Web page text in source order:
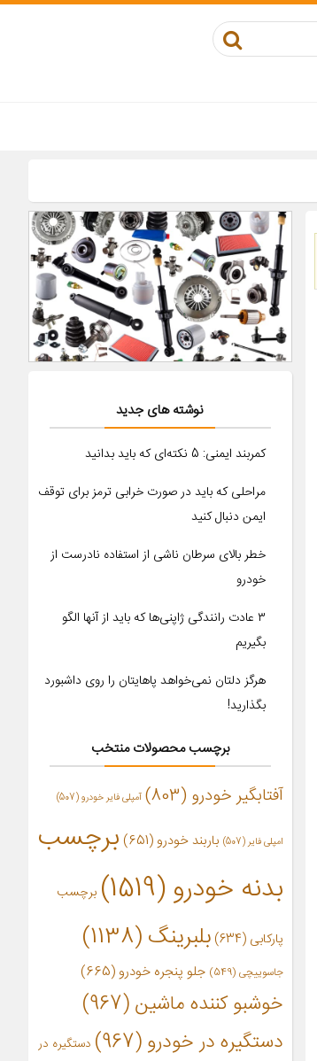
نوشته های جدید
کمربند ایمنی: 5 نکته‌ای که باید بدانید
مراحلی که باید در صورت خرابی ترمز برای توقف
ایمن دنبال کنید
خطر بالای سرطان ناشی از استفاده نادرست از
خودرو
۳ عادت رانندگی ژاپنی‌ها که باید از آنها الگو
بگیریم
هرگز دلتان نمی‌خواهد پاهایتان را روی داشبورد
بگذارید!
برچسب محصولات منتخب
آفتابگیر خودرو (803) آمپلی فایر خودرو(507)
امپلی فایر (507) باربند خودرو(651)
برچسب
بدنه خودرو(1519) برچسب
پارکابی (634) بلبرینگ(1138)
جاسوییچی (549) جلو پنجره خودرو (665)
خوشبو کننده ماشین(967)
دستگیره در خودرو(967)
دستگیره در